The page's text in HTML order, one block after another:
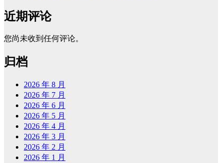
近期评论
您尚未收到任何评论。
归档
2026 年 8 月
2026 年 7 月
2026 年 6 月
2026 年 5 月
2026 年 4 月
2026 年 3 月
2026 年 2 月
2026 年 1 月